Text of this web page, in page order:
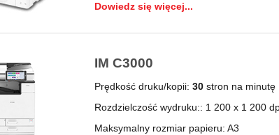
Dowiedz się więcej...
IM C3000
Prędkość druku/kopii: 30 stron na minutę
Rozdzielczość wydruku:: 1 200 x 1 200
Maksymalny rozmiar papieru: A3